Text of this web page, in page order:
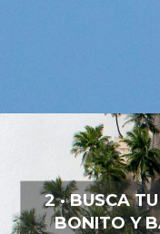
2 · BUSCA
BONITO Y